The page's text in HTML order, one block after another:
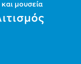
μουσεία